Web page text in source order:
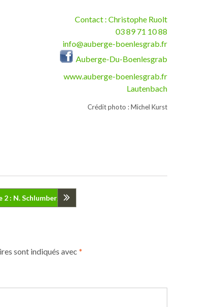
Contact : Christophe Ruolt
03 89 71 10 88
info@auberge-boenlesgrab.fr
Auberge-Du-Boenlesgrab
www.auberge-boenlesgrab.fr
Lautenbach
Crédit photo : Michel Kurst
2 : N. Schlumberger
sont indiqués avec *